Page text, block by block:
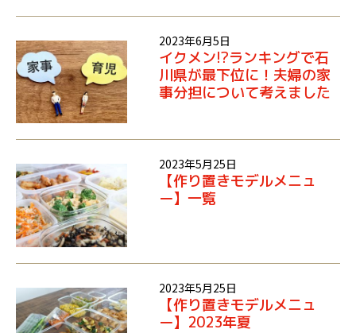
2023年6月5日
イクメン!?ランキングで石
川県が最下位に！夫婦の家
事分担について考えました
2023年5月25日
【作り置きモデルメニュ
ー】一覧
2023年5月25日
【作り置きモデルメニュ
ー】2023年夏